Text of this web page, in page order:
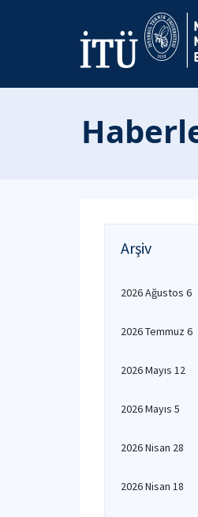
Arşiv
2026 Ağustos 6
2026 Temmuz 6
2026 Mayıs 12
2026 Mayıs 5
2026 Nisan 28
2026 Nisan 18